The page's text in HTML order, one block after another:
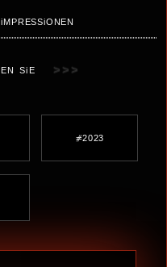
>>>
SiE
⧣2023